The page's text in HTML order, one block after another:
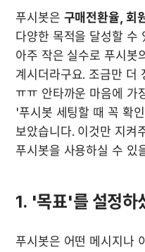
푸시봇은 구매전환율, 회
다양한 목적을 달성할 수
아주 작은 실수로 푸시봇
계시더라구요. 조금만 더
ㅠㅠ 안타까운 마음에 가
'푸시봇 세팅할 때 꼭 확
보았습니다. 이것만 지켜
푸시봇을 사용하실 수 있
1. '목표'를 설정하
푸시봇은 어떤 메시지나